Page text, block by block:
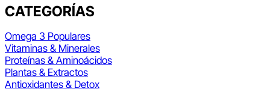
CATEGORÍAS
Omega 3
Vitaminas & Minerales
Proteínas & Aminoácidos
Plantas & Extractos
Antioxidantes & Detox